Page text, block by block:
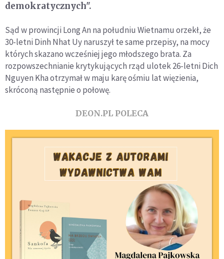
demokratycznych".
Sąd w prowincji Long An na południu Wietnamu orzekł, że
30-letni Dinh Nhat Uy naruszył te same przepisy, na mocy
których skazano wcześniej jego młodszego brata. Za
rozpowszechnianie krytykujących rząd ulotek 26-letni Dich
Nguyen Kha otrzymał w maju karę ośmiu lat więzienia,
skróconą następnie o połowę.
DEON.PL POLECA